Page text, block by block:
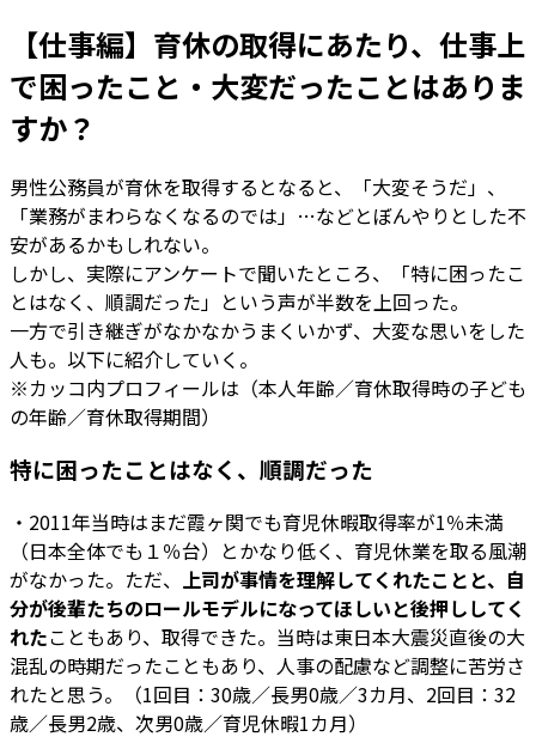
【仕事編】育休の取得にあたり、仕事上
で困ったこと・大変だったことはありま
すか？
男性公務員が育休を取得するとなると、「大変そうだ」、
「業務がまわらなくなるのでは」…などとぼんやりとした不
安があるかもしれない。
しかし、実際にアンケートで聞いたところ、「特に困ったこ
とはなく、順調だった」という声が半数を上回った。
一方で引き継ぎがなかなかうまくいかず、大変な思いをした
人も。以下に紹介していく。
※カッコ内プロフィールは（本人年齢／育休取得時の子ども
の年齢／育休取得期間）
特に困ったことはなく、順調だった
・2011年当時はまだ霞ヶ関でも育児休暇取得率が1％未満
（日本全体でも１％台）とかなり低く、育児休業を取る風潮
がなかった。ただ、 上司が事情を理解してくれたことと、自
分が後輩たちのロールモデルになってほしいと後押ししてく
れたこともあり、取得できた。当時は東日本大震災直後の大
混乱の時期だったこともあり、人事の配慮など調整に苦労さ
れたと思う。（1回目：30歳／長男0歳／3カ月、2回目：32
歳／長男2歳、次男0歳／育児休暇1カ月）